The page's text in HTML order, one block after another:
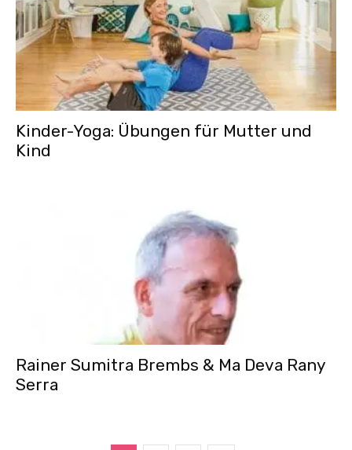
Kinder-Yoga: Übungen für Mutter und
Kind
Rainer Sumitra Brembs & Ma Deva Rany
Serra